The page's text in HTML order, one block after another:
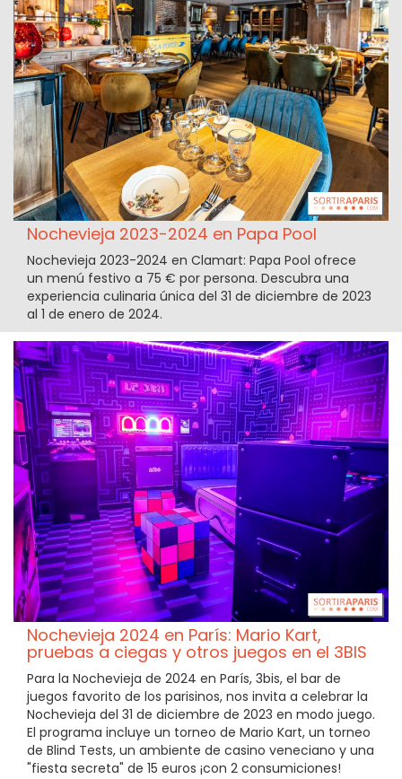
Nochevieja 2023-2024 en Papa Pool
Nochevieja 2023-2024 en Clamart: Papa Pool ofrece
un menú festivo a 75 € por persona. Descubra una
experiencia culinaria única del 31 de diciembre de 2023
al 1 de enero de 2024.
Nochevieja 2024 en París: Mario Kart,
pruebas a ciegas y otros juegos en el 3BIS
Para la Nochevieja de 2024 en París, 3bis, el bar de
juegos favorito de los parisinos, nos invita a celebrar la
Nochevieja del 31 de diciembre de 2023 en modo juego.
El programa incluye un torneo de Mario Kart, un torneo
de Blind Tests, un ambiente de casino veneciano y una
"fiesta secreta" de 15 euros ¡con 2 consumiciones!